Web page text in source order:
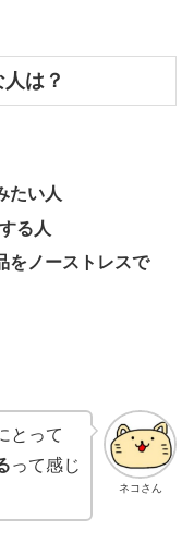
は？
たい人
る人
をノーストレスで
ネコさん
とって
って感じ